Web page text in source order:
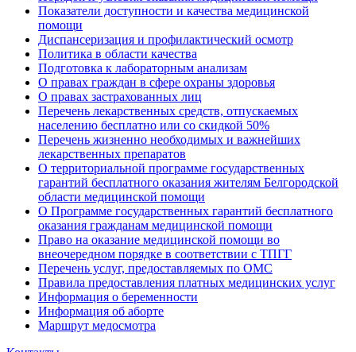
Показатели доступности и качества медицинской
помощи
Диспансеризация и профилактический осмотр
Политика в области качества
Подготовка к лабораторным анализам
О правах граждан в сфере охраны здоровья
О правах застрахованных лиц
Перечень лекарственных средств, отпускаемых
населению бесплатно или со скидкой 50%
Перечень жизненно необходимых и важнейших
лекарственных препаратов
О территориальной программе государственных
гарантий бесплатного оказания жителям Белгородской
области медицинской помощи
О Программе государственных гарантий бесплатного
оказания гражданам медицинской помощи
Право на оказание медицинской помощи во
внеочередном порядке в соответствии с ТПГГ
Перечень услуг, предоставляемых по ОМС
Правила предоставления платных медицинских услуг
Информация о беременности
Информация об аборте
Маршрут медосмотра